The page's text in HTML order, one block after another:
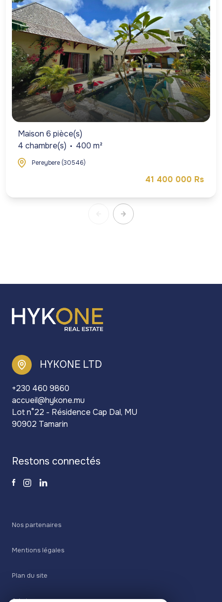
Maison 6 pièce(s)
4 chambre(s)
400 m²
Pereybere (30546)
41 400 000 Rs
HYKONE LTD
+230 460 9860
accueil@hykone.mu
Lot n°22 - Résidence Cap Dal, MU
90902 Tamarin
restons connectés
Nos partenaires
Mentions légales
Plan du site